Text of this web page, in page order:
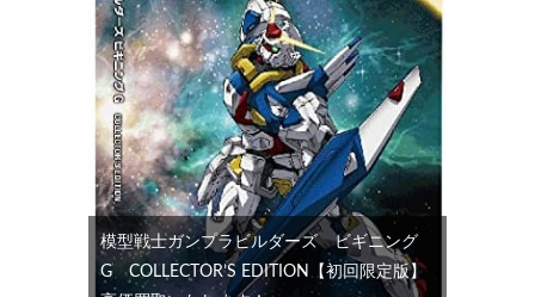
模型戦士ガンプラビルダーズ ビギニング
G COLLECTOR’S EDITION【初回限定版】